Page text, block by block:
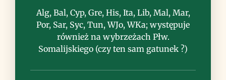
Uwagi
roślina podobna do przedstawicieli
rodzaju Spergularia, łatwa do pomylenia,
zwłaszcza na siedliskach nadmorskich
Alg, Bal, Cyp, Gre, His, Ita, Lib, Mal, Mar,
Por, Sar, Syc, Tun, WJo, WKa; występuje
również na wybrzeżach Płw.
Somalijskiego (czy ten sam gatunek ?)